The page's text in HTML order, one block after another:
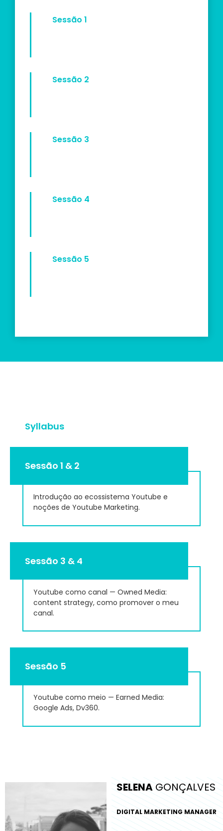
Sessão 1
Sessão 2
Sessão 3
Sessão 4
Sessão 5
Syllabus
Sessão 1 & 2
Introdução ao ecossistema Youtube e
noções de Youtube Marketing.
Sessão 3 & 4
Youtube como canal — Owned Media:
content strategy, como promover o meu
canal.
Sessão 5
Youtube como meio — Earned Media:
Google Ads, Dv360.
SELENA GONÇALVES
DIGITAL MARKETING MANAGER